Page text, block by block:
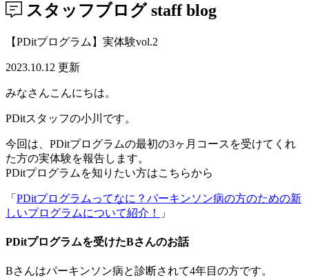
スタッフブログ staff blog
【PDitプログラム】実体験vol.2
2023.10.12 更新
みなさんこんにちは。
PDitスタッフの小川です。
今回は、PDitプログラムの最初の3ヶ月コースを受けてくれ
た方の実体験を報告します。
PDitプログラムを知りたい方はこちらから
「 PDitプログラムってなに？パーキンソン病の方のための新
しいプログラムについて紹介！
」
PDitプログラムを受けたBさんのお話
Bさんはパーキンソン病と診断されて4年目の方です。